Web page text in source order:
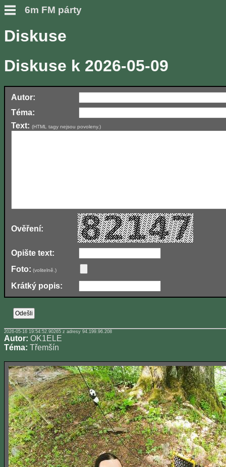
6m FM párty
Diskuse
Diskuse k 2026-05-09
Autor:
Téma:
Text: (HTML tagy nejsou povoleny.)
Ověření:
Opište text:
Foto: (volitelně.)
Krátký popis:
2026-05-16 19:54:52.90265 z adresy 94.199.96.208
Autor: OK1ELE
Téma: Třemšín